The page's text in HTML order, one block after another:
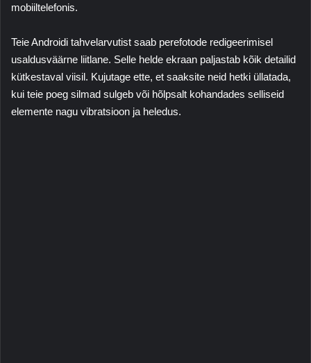
mobiiltelefonis.
Teie Androidi tahvelarvutist saab perefotode redigeerimisel
usaldusväärne liitlane. Selle helde ekraan paljastab kõik detailid
kütkestaval viisil. Kujutage ette, et saaksite neid hetki üllatada,
kui teie poeg silmad sulgeb või hõlpsalt kohandades selliseid
elemente nagu vibratsioon ja heledus.